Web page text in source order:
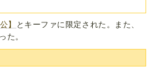
】
とキーファに限定された。また、
た。